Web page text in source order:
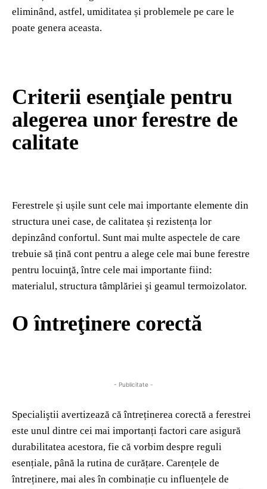
eliminând, astfel, umiditatea și problemele pe care le
poate genera aceasta.
Criterii esenţiale pentru
alegerea unor ferestre de
calitate
Ferestrele și ușile sunt cele mai importante elemente din
structura unei case, de calitatea și rezistența lor
depinzând confortul. Sunt mai multe aspectele de care
trebuie să țină cont pentru a alege cele mai bune ferestre
pentru locuinţă, între cele mai importante fiind:
materialul, structura tâmplăriei şi geamul termoizolator.
O întreţinere corectă
- Publicitate -
Specialiştii avertizează că întreținerea corectă a ferestrei
este unul dintre cei mai importanți factori care asigură
durabilitatea acestora, fie că vorbim despre reguli
esențiale, până la rutina de curățare. Carențele de
întreținere, mai ales în combinație cu influențele de